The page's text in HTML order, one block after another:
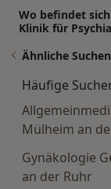
Wo befindet
Klinik für
Ähnliche Suchen
Häufige
Mülheim an
Gynäkologie
an der Ruhr